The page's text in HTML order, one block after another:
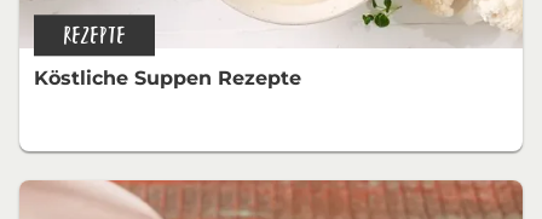
REZEPTE
Köstliche Suppen Rezepte